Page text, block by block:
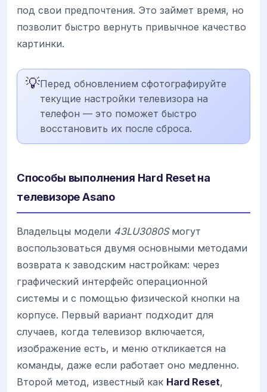
под свои предпочтения. Это займет время, но
позволит быстро вернуть привычное качество
картинки.
💡Перед обновлением сфотографируйте
текущие настройки телевизора на
телефон — это поможет быстро
восстановить их после сброса.
Способы выполнения Hard Reset на
телевизоре Asano
Владельцы модели 43LU3080Sмогут
воспользоваться двумя основными методами
возврата к заводским настройкам: через
графический интерфейс операционной
системы и с помощью физической кнопки на
корпусе. Первый вариант подходит для
случаев, когда телевизор включается,
изображение есть, и меню откликается на
команды, даже если работает оно медленно.
Второй метод, известный как Hard Reset,